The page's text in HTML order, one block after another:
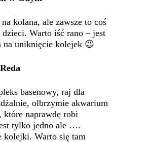
kolana, ale zawsze to coś
dzieci. Warto iść rano – jest
na uniknięcie kolejek 😉
basenowy, raj dla
olbrzymie akwarium
które naprawdę robi
tylko jedno ale ….
kolejki. Warto się tam